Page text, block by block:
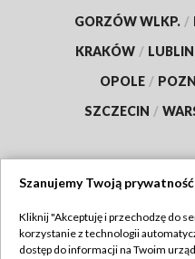
GORZÓW WLKP. /
KRAKÓW / LUBLIN
OPOLE /
SZCZECIN /
Szanujemy Twoją prywatność
Kliknij "Akceptuję i przechodzę do
korzystanie z technologii
dostęp do informacji na Twoim